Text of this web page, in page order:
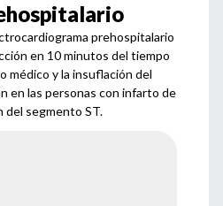
prehospitalario
en 10 minutos del tiempo
médico y la insuflación del
en las personas con infarto de
del segmento ST.